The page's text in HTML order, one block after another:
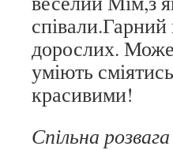
співали.Гарний
дорослих.
уміють
красивими!
Спільна